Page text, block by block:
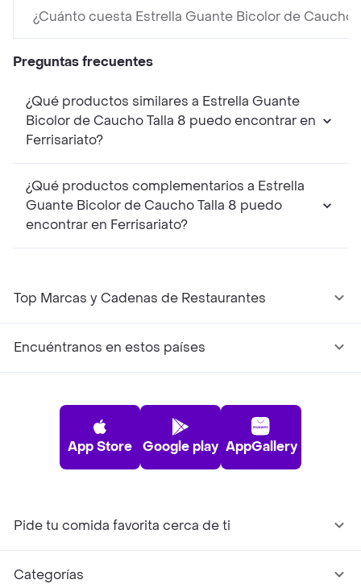
¿Cuánto cuesta Estrella Guante Bicolor de Caucho
Preguntas frecuentes
¿Qué productos similares a Estrella Guante
Bicolor de Caucho Talla 8 puedo encontrar en
Ferrisariato?
¿Qué productos complementarios a Estrella
Guante Bicolor de Caucho Talla 8 puedo
encontrar en Ferrisariato?
Top Marcas y Cadenas de Restaurantes
Encuéntranos en estos países
App Store Google play AppGallery
Pide tu comida favorita cerca de ti
Categorías